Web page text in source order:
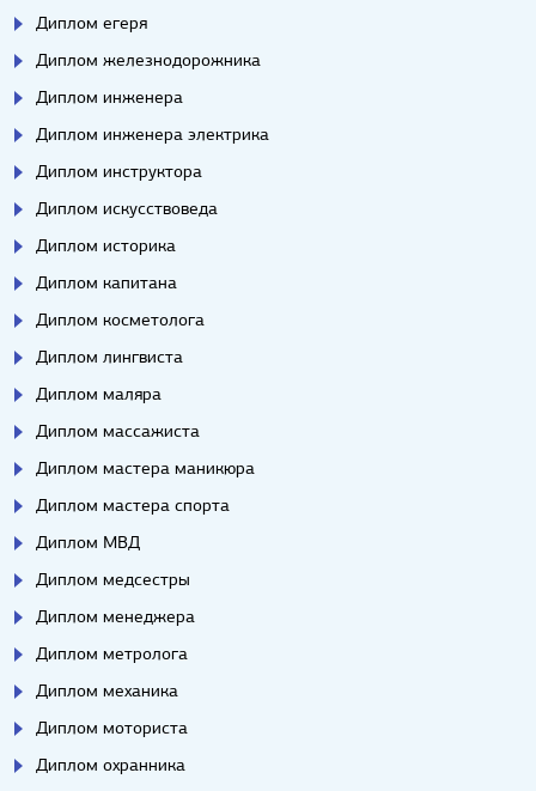
Диплом егеря
Диплом железнодорожника
Диплом инженера
Диплом инженера электрика
Диплом инструктора
Диплом искусствоведа
Диплом историка
Диплом капитана
Диплом косметолога
Диплом лингвиста
Диплом маляра
Диплом массажиста
Диплом мастера маникюра
Диплом мастера спорта
Диплом МВД
Диплом медсестры
Диплом менеджера
Диплом метролога
Диплом механика
Диплом моториста
Диплом охранника